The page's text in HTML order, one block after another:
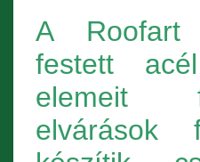
A Roofart
festett
elemeit
elvárások